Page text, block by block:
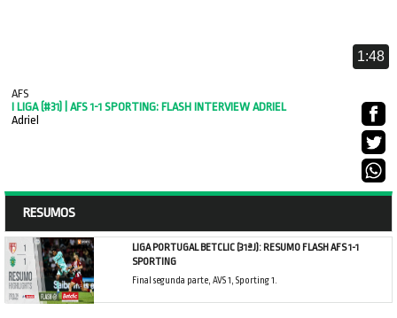
1:48
AFS
I LIGA (#31) | AFS 1-1 SPORTING: FLASH INTERVIEW ADRIEL
Adriel
RESUMOS
LIGA PORTUGAL BETCLIC (31ªJ): RESUMO FLASH AFS 1-1
SPORTING
Final segunda parte, AVS 1, Sporting 1.